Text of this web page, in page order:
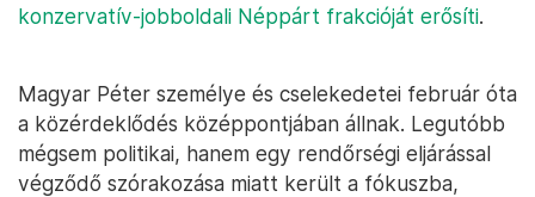
konzervatív-jobboldali Néppárt frakcióját erősíti.
Magyar Péter személye és cselekedetei február óta
a közérdeklődés középpontjában állnak. Legutóbb
mégsem politikai, hanem egy rendőrségi eljárással
végződő szórakozása miatt került a fókuszba,